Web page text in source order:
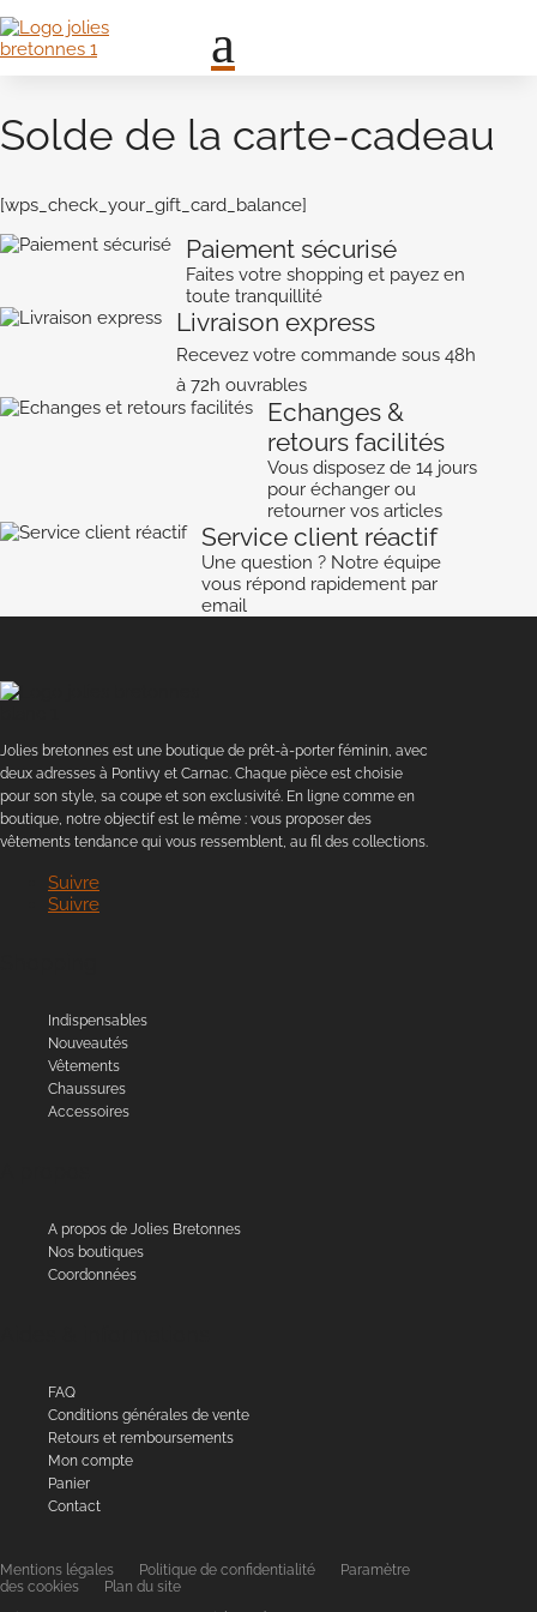
a
Solde de la carte-cadeau
[wps_check_your_gift_card_balance]
Paiement sécurisé
Faites votre shopping et payez en
toute tranquillité
Livraison express
Recevez votre commande sous 48h
à 72h ouvrables
Echanges &
retours facilités
Vous disposez de 14 jours
pour échanger ou
retourner vos articles
Service client réactif
Une question ? Notre équipe
vous répond rapidement par
email
Jolies bretonnes est une boutique de prêt-à-porter féminin, avec
deux adresses à Pontivy et Carnac. Chaque pièce est choisie
pour son style, sa coupe et son exclusivité. En ligne comme en
boutique, notre objectif est le même : vous proposer des
vêtements tendance qui vous ressemblent, au fil des collections.
Suivre
Suivre
Indispensables
Nouveautés
Vêtements
Chaussures
Accessoires
A propos de Jolies Bretonnes
Nos boutiques
Coordonnées
FAQ
Conditions générales de vente
Retours et remboursements
Mon compte
Panier
Contact
Mentions légales Politique de confidentialité
Paramètre
des cookies
Plan du site